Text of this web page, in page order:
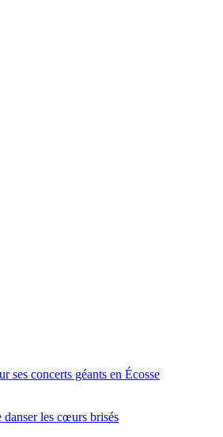
ses concerts géants en Écosse
les cœurs brisés